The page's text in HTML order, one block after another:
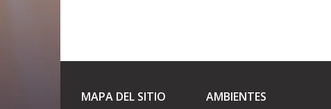
MAPA DEL SITIO AMBIENTES